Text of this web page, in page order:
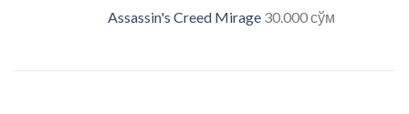
Assassin's Creed Mirage 30.000сўм